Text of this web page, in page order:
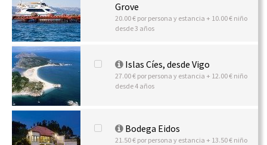
Grove
20.00 € por persona y estancia + 10.00 € niño
desde 3 años
Islas Cíes, desde Vigo
27.00 € por persona y estancia + 12.00 € niño
desde 4 años
Bodega Eidos
21.50 € por persona y estancia + 13.50 € niño